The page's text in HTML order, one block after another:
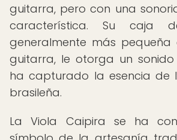
guitarra, pero con una
característica. Su caja
generalmente más
guitarra, le otorga un
ha capturado la esencia de
brasileña.
La Viola Caipira se ha